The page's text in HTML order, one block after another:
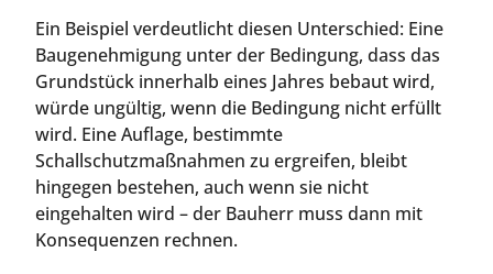
Ein Beispiel verdeutlicht diesen Unterschied: Eine
Baugenehmigung unter der Bedingung, dass das
Grundstück innerhalb eines Jahres bebaut wird,
würde ungültig, wenn die Bedingung nicht erfüllt
wird. Eine Auflage, bestimmte
Schallschutzmaßnahmen zu ergreifen, bleibt
hingegen bestehen, auch wenn sie nicht
eingehalten wird – der Bauherr muss dann mit
Konsequenzen rechnen.